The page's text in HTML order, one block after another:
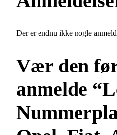
Der er endnu ikke nogle
Vær den
anmelde